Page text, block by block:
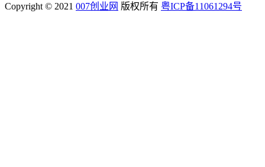
Copyright © 2021 007创业网 版权所有 粤ICP备11061294号